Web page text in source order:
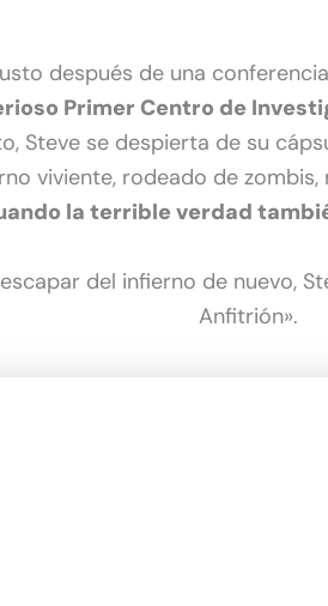
después de una
Primer Centro de
Steve se despierta de su
viviente, rodeado de zombis,
la terrible verdad
del infierno de nuevo,
Anfitrión».